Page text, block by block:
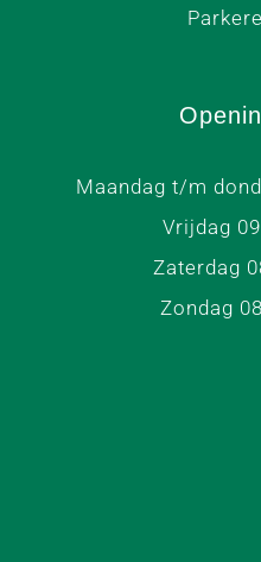
Maandag t/m
Vrijdag
Zaterdag
Zondag